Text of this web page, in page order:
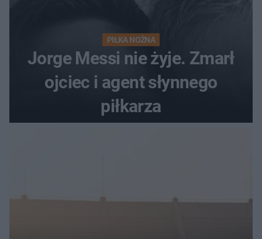
PIŁKA NOŻNA
Jorge Messi nie żyje. Zmarł
ojciec i agent słynnego
piłkarza